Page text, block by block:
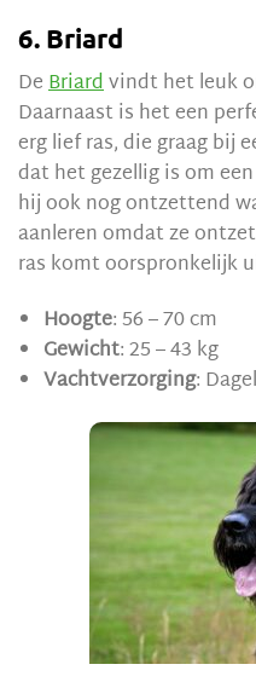
6. Briard
DeBriardvindt het leuk
Daarnaast is het een
erg lief ras, die graag bij
dat het gezellig is om
hij ook nog ontzettend
aanleren omdat ze
ras komt oorspronkelijk
Hoogte: 56 – 70 cm
Gewicht: 25 – 43 kg
Vachtverzorging: